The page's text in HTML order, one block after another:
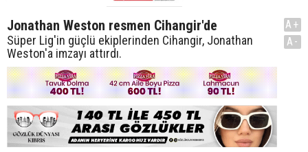
Jonathan Weston resmen Cihangir'de
Süper Lig'in güçlü ekiplerinden Cihangir, Jonathan
Weston'a imzayı attırdı.
A+
A-